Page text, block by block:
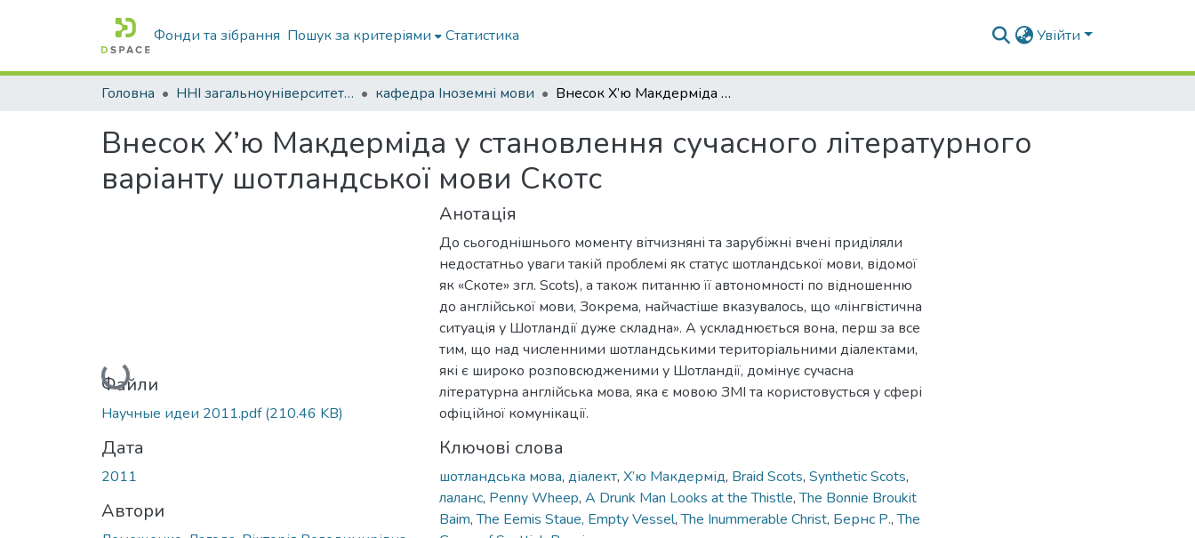
Фонди та зібрання Пошук за критеріями Статистика Увійти
Головна ННІ загальноуніверситетської підготовки кафедра Іноземні мови Внесок Х’ю Макдерміда у становлення сучасного літературного варіанту шотландської мови Скотс
Внесок Х’ю Макдерміда у становлення сучасного літературного
варіанту шотландської мови Скотс
Вантажиться...
Файли
Научные идеи 2011.pdf(210.46 KB)
Дата
2011
Автори
Анотація
До сьогоднішнього моменту вітчизняні та зарубіжні вчені приділяли
недостатньо уваги такій проблемі як статус шотландської мови, відомої
як «Скоте» згл. Scots), а також питанню її автономності по відношенню
до англійської мови, Зокрема, найчастіше вказувалось, що «лінгвістична
ситуація у Шотландії дуже складна». А ускладнюється вона, перш за все
тим, що над численними шотландськими територіальними діалектами,
які є широко розповсюдженими у Шотландії, домінує сучасна
літературна англійська мова, яка є мовою ЗМІ та користовусться у сфері
офіційної комунікації.
Ключові слова
шотландська мова, діалект, Х’ю Макдермід, Braid Scots, Synthetic Scots,
лаланс, Penny Wheep, А Drunk Man Looks at the Thistle,The Bonnie Broukit
Baim,The Eemis Staue, Empty Vessel,The Inummerable Christ, Бернс Р.,The